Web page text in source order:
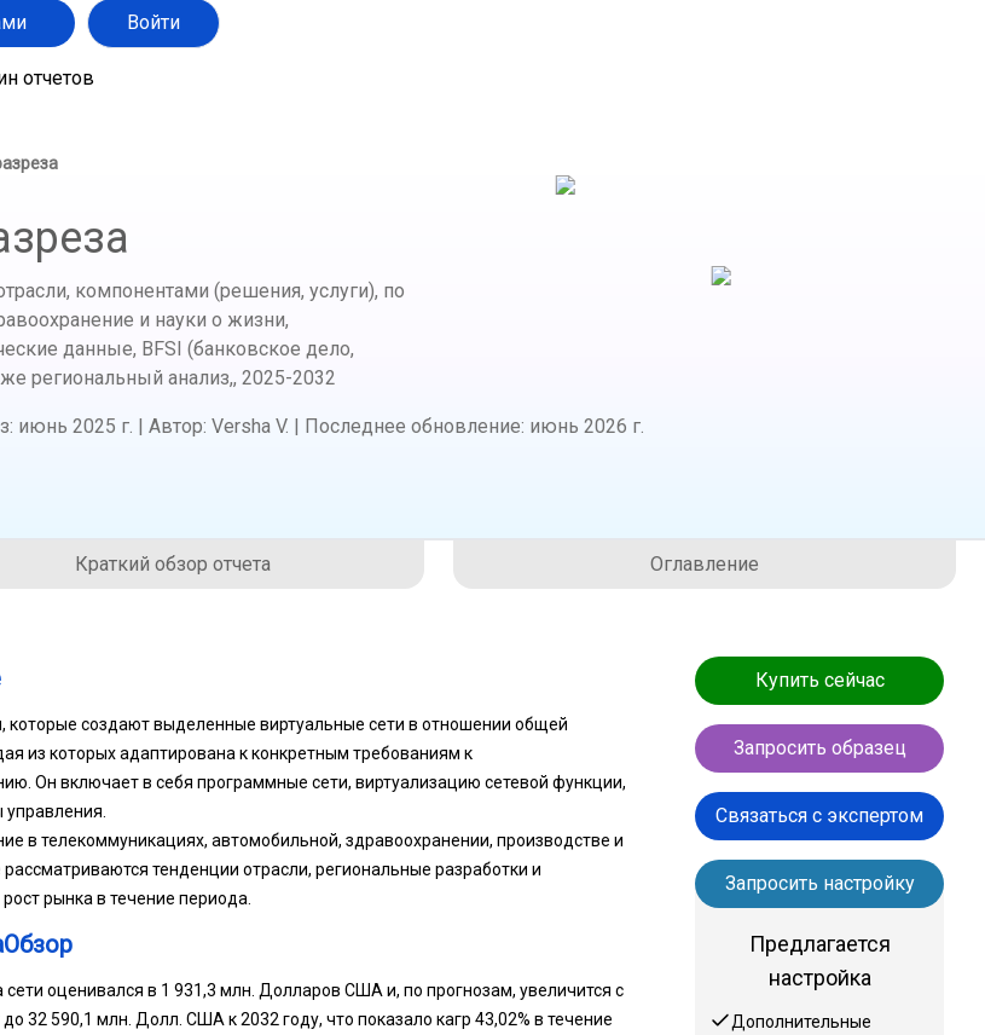
Войти
отчетов
компонентами (решения, услуги), по
и науки о жизни,
данные, BFSI (банковское дело,
региональный анализ,, 2025-2032
: июнь 2025 г. | Автор: Versha V. | Последнее обновление: июнь 2026 г.
Краткий обзор отчета Оглавление
которые создают выделенные виртуальные сети в отношении общей
из которых адаптирована к конкретным требованиям к
Он включает в себя программные сети, виртуализацию сетевой функции,
в телекоммуникациях, автомобильной, здравоохранении, производстве и
рассматриваются тенденции отрасли, региональные разработки и
рынка в течение периода.
оценивался в 1 931,3 млн. Долларов США и, по прогнозам, увеличится с
32 590,1 млн. Долл. США к 2032 году, что показало кагр 43,02% в течение
Купить сейчас
Запросить образец
Связаться с экспертом
Запросить настройку
Предлагается
настройка
Дополнительные